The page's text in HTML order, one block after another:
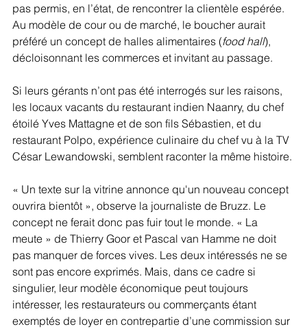
pas permis, en l’état, de rencontrer la clientèle espérée.
Au modèle de cour ou de marché, le boucher aurait
préféré un concept de halles alimentaires (food hall),
décloisonnant les commerces et invitant au passage.
Si leurs gérants n’ont pas été interrogés sur les raisons,
les locaux vacants du restaurant indien Naanry, du chef
étoilé Yves Mattagne et de son fils Sébastien, et du
restaurant Polpo, expérience culinaire du chef vu à la TV
César Lewandowski, semblent raconter la même histoire.
« Un texte sur la vitrine annonce qu'un nouveau concept
ouvrira bientôt », observe la journaliste de Bruzz. Le
concept ne ferait donc pas fuir tout le monde. « La
meute » de Thierry Goor et Pascal van Hamme ne doit
pas manquer de forces vives. Les deux intéressés ne se
sont pas encore exprimés. Mais, dans ce cadre si
singulier, leur modèle économique peut toujours
intéresser, les restaurateurs ou commerçants étant
exemptés de loyer en contrepartie d’une commission sur